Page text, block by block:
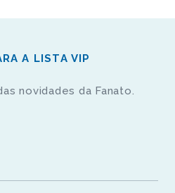
A LISTA VIP
novidades da Fanato.